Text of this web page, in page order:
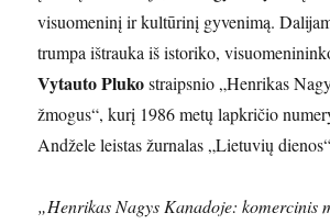
visuomeninį ir kultūrinį gyvenimą.
trumpa ištrauka iš istoriko,
Vytauto Plukostraipsnio „Henrikas
žmogus“, kurį 1986 metų lapkričio
Andžele leistas žurnalas „Lietuvių
„Henrikas Nagys Kanadoje: komercinis